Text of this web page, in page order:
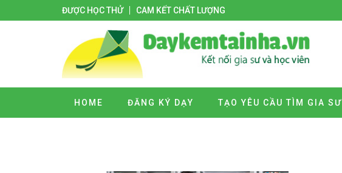
ĐƯỢC HỌC THỬ CAM KẾT CHẤT LƯỢNG
HOME ĐĂNG KÝ DẠY TẠO YÊU CẦU TÌM GIA SƯ